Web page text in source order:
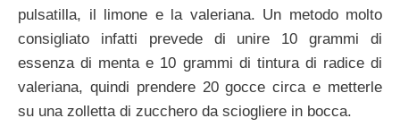
pulsatilla, il limone e la valeriana. Un metodo molto
consigliato infatti prevede di unire 10 grammi di
essenza di menta e 10 grammi di tintura di radice di
valeriana, quindi prendere 20 gocce circa e metterle
su una zolletta di zucchero da sciogliere in bocca.